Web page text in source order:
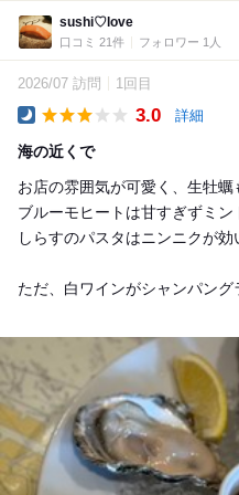
sushi♡love
口コミ 21件 フォロワー 1人
2026/07 訪問 1回目
3.0 詳細
海の近くで
お店の雰囲気が可愛く、生牡蠣
ブルーモヒートは甘すぎずミン
しらすのパスタはニンニクが効
ただ、白ワインがシャンパング